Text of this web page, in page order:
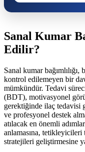
Sanal Kumar
Edilir?
Sanal kumar
kontrol edilemeyen bir
mümkündür. Tedavi
(BDT), motivasyonel
gerektiğinde ilaç tedavisi
ve profesyonel destek
atılacak en önemli
anlamasına, tetikleyicileri
stratejileri geliştirmesine